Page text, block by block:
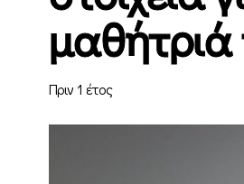
μαθήτριά
Πριν 1 έτος